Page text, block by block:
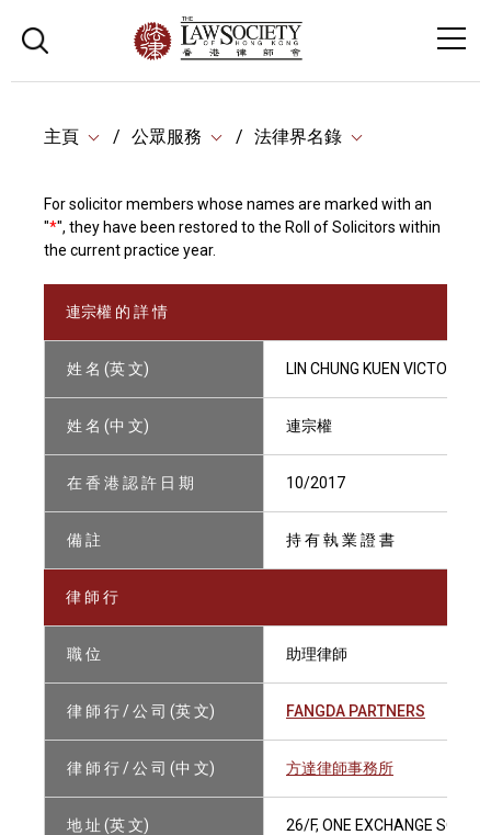
主頁 公眾服務 法律界名錄
For solicitor members whose names are marked with an
"*", they have been restored to the Roll of Solicitors within
the current practice year.
連宗權 的 詳 情
姓 名 (英 文) LIN CHUNG KUEN VICTOR
姓 名 (中 文) 連宗權
在 香 港 認 許 日 期 10/2017
備 註 持 有 執 業 證 書
律 師 行
職 位 助理律師
律 師 行 / 公 司 (英 文) FANGDA PARTNERS
律 師 行 / 公 司 (中 文) 方達律師事務所
地 址 (英 文) 26/F, ONE EXCHANGE